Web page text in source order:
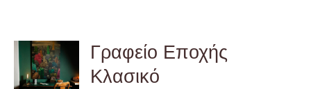
ADD TO
CART
Γραφείο Eποχής
Κλασικό